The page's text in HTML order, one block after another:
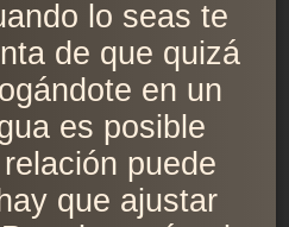
lo seas te
de que quizá
en un
es posible
puede
que ajustar